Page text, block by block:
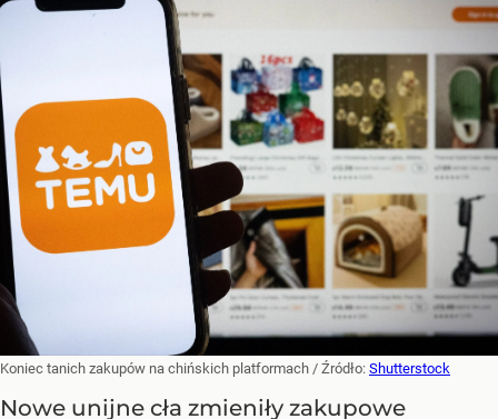
Koniec tanich zakupów na chińskich platformach / Źródło: Shutterstock
Nowe unijne cła zmieniły zakupowe